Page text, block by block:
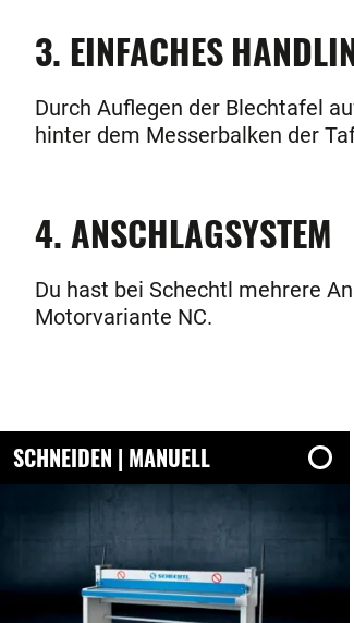
3. EINFACHES
Durch Auflegen der Blechtafel
hinter dem Messerbalken der
4. ANSCHLAGSYSTEM
Du hast bei Schechtl mehrere
Motorvariante NC.
SCHNEIDEN | MANUELL